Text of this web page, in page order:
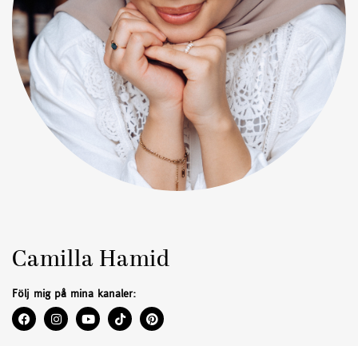
Camilla Hamid
Följ mig på mina kanaler: